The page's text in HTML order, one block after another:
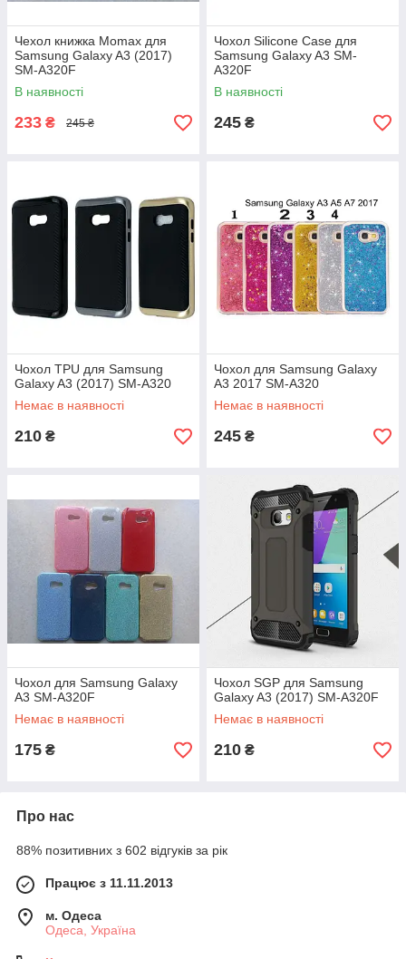
Чехол книжка Momax для
Samsung Galaxy A3 (2017)
SM-A320F
В наявності
233 ₴ 245 ₴
Чохол Silicone Case для
Samsung Galaxy A3 SM-
A320F
В наявності
245 ₴
Чохол TPU для Samsung
Galaxy A3 (2017) SM-A320
Немає в наявності
210 ₴
Чохол для Samsung Galaxy
A3 2017 SM-A320
Немає в наявності
245 ₴
Чохол для Samsung Galaxy
A3 SM-A320F
Немає в наявності
175 ₴
Чохол SGP для Samsung
Galaxy A3 (2017) SM-A320F
Немає в наявності
210 ₴
Про нас
88% позитивних з 602 відгуків за рік
Працює з 11.11.2013
м. Одеса
Одеса, Україна